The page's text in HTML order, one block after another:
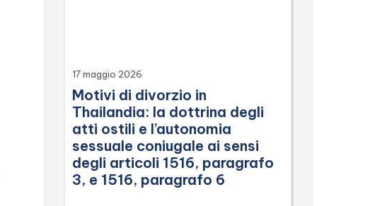
17 maggio 2026
Motivi di divorzio in
Thailandia: la dottrina degli
atti ostili e l’autonomia
sessuale coniugale ai sensi
degli articoli 1516, paragrafo
3, e 1516, paragrafo 6